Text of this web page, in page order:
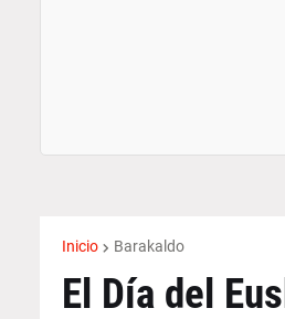
Inicio Barakaldo
El Día del